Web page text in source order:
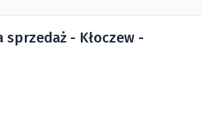
sprzedaż - Kłoczew -